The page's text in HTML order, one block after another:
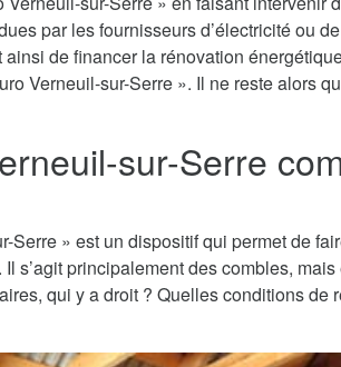
par les fournisseurs d’électricité ou
ainsi de financer la rénovation
Verneuil-sur-Serre ». Il ne reste alors
sur-Serre
Serre » est un dispositif qui permet de
s’agit principalement des combles,
qui y a droit ? Quelles conditions de